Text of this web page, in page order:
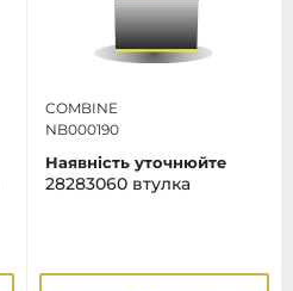
COMBINE
NB000190
Наявність уточнюйте
28283060 втулка